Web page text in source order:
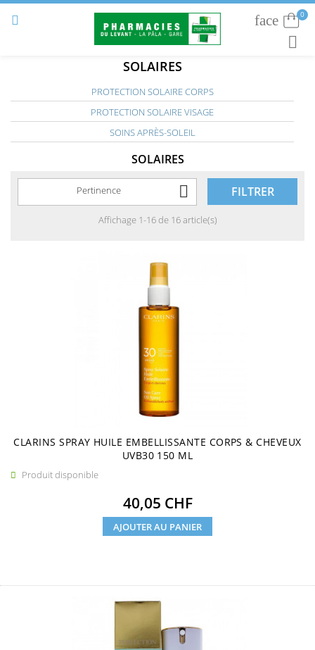
 0
faceConnexion

SOLAIRES
PROTECTION SOLAIRE CORPS
PROTECTION SOLAIRE VISAGE
SOINS APRÈS-SOLEIL
SOLAIRES
Pertinence  FILTRER
Affichage 1-16 de 16 article(s)
CLARINS SPRAY HUILE EMBELLISSANTE CORPS & CHEVEUX
UVB30 150 ML
 Produit disponible
Prix
40,05 CHF
AJOUTER AU PANIER